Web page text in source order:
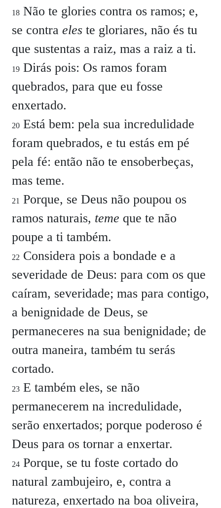
18 Não te glories contra os ramos; e,
se contra eles te gloriares, não és tu
que sustentas a raiz, mas a raiz a ti.
19 Dirás pois: Os ramos foram
quebrados, para que eu fosse
enxertado.
20 Está bem: pela sua incredulidade
foram quebrados, e tu estás em pé
pela fé: então não te ensoberbeças,
mas teme.
21 Porque, se Deus não poupou os
ramos naturais, teme que te não
poupe a ti também.
22 Considera pois a bondade e a
severidade de Deus: para com os que
caíram, severidade; mas para contigo,
a benignidade de Deus, se
permaneceres na sua benignidade; de
outra maneira, também tu serás
cortado.
23 E também eles, se não
permanecerem na incredulidade,
serão enxertados; porque poderoso é
Deus para os tornar a enxertar.
24 Porque, se tu foste cortado do
natural zambujeiro, e, contra a
natureza, enxertado na boa oliveira,